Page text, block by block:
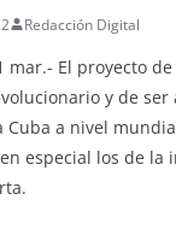
Redacción Digital
mar.- El proyecto
y de ser
Cuba a nivel
especial los de la